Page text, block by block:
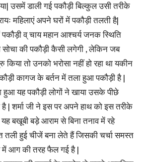
उसमें डाली गई पकौड़ी बिल्कुल उसी तरीके
महिलाएं अपने घरों में पकौड़ी तलती है|
व् चाय महान आश्चर्य जनक स्थिति
की पकौड़ी कैसी लगेगी , लेकिन जब
किया तो उनको भरोसा नहीं हो रहा था यकीन
कागज के बर्तन में तला हुआ पकौड़ी है |
हुआ यह पकौड़ी लोगों ने खाया उसके पीछे
है | शर्मा जी ने इस पर अपने हाथ को इस तरीके
बखूबी बड़े आराम से बिना तनाव में रहे
हुई चीजें बना लेते हैं जिसकी चर्चा समस्त
में आग की तरह फैल गई है |